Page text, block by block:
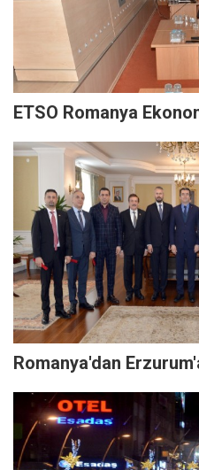
ETSO Romanya
Romanya'dan